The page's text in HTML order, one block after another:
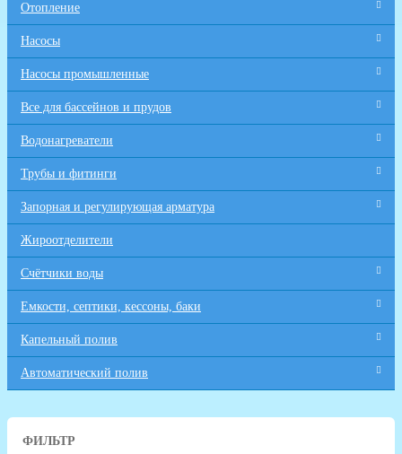
Отопление
Насосы
Насосы промышленные
Все для бaссейнов и прудов
Водонагреватели
Трубы и фитинги
Запорная и регулирующая арматура
Жироотделители
Счётчики воды
Емкости, септики, кессоны, баки
Капельный полив
Автоматический полив
ФИЛЬТР